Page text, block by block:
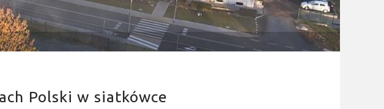
Polski w siatkówce